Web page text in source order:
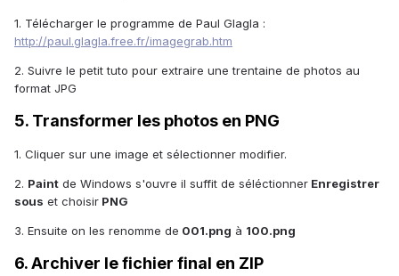
1. Télécharger le programme de Paul Glagla :
http://paul.glagla.free.fr/imagegrab.htm
2. Suivre le petit tuto pour extraire une trentaine de photos au
format JPG
5. Transformer les photos en PNG
1. Cliquer sur une image et sélectionner modifier.
2. Paint de Windows s'ouvre il suffit de séléctionner Enregistrer
sous et choisir PNG
3. Ensuite on les renomme de 001.png à 100.png
6. Archiver le fichier final en ZIP